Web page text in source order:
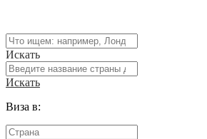
Искать
Искать
Виза в: